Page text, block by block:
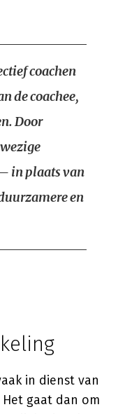
coachen
de coachee,
Door
in plaats van
en
in dienst van
gaat dan om